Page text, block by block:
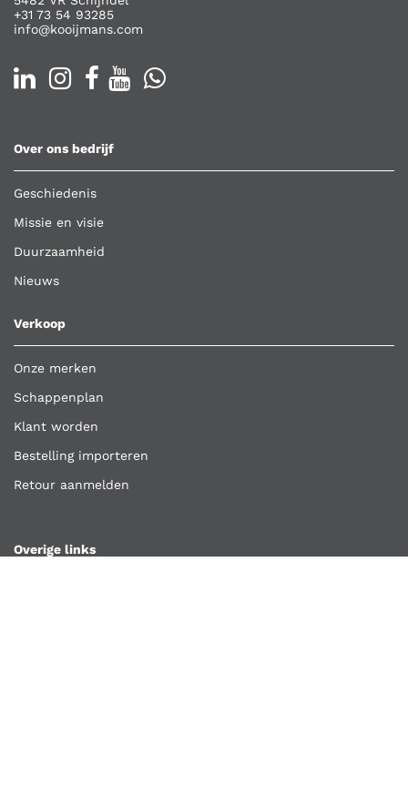
+31 73 54 93285
info@kooijmans.com
Over ons bedrijf
Geschiedenis
Missie en visie
Duurzaamheid
Nieuws
Verkoop
Onze merken
Schappenplan
Klant worden
Bestelling importeren
Retour aanmelden
Overige links